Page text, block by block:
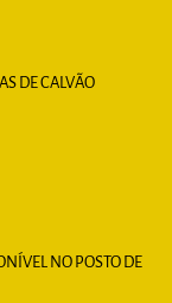
DE CALVÃO
NO POSTO DE